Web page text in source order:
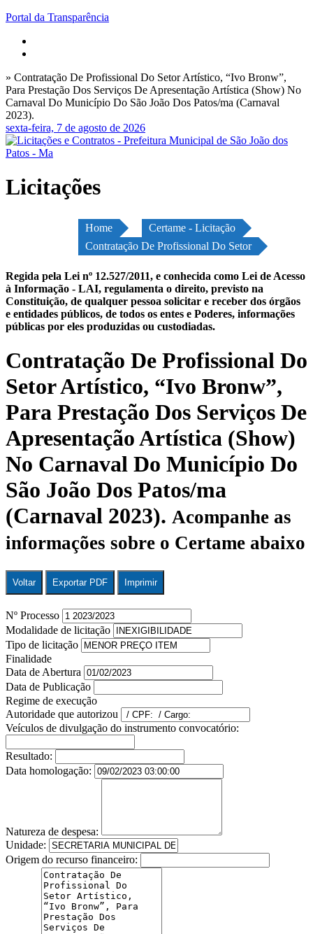
Portal da Transparência
» Contratação De Profissional Do Setor Artístico, “Ivo Bronw”,
Para Prestação Dos Serviços De Apresentação Artística (Show) No
Carnaval Do Município Do São João Dos Patos/ma (Carnaval
2023).
sexta-feira, 7 de agosto de 2026
Licitações
Home
Certame - Licitação
Contratação De Profissional Do Setor
Regida pela Lei nº 12.527/2011, e conhecida como Lei de Acesso
à Informação - LAI, regulamenta o direito, previsto na
Constituição, de qualquer pessoa solicitar e receber dos órgãos
e entidades públicos, de todos os entes e Poderes, informações
públicas por eles produzidas ou custodiadas.
Contratação De Profissional Do
Setor Artístico, “Ivo Bronw”,
Para Prestação Dos Serviços De
Apresentação Artística (Show)
No Carnaval Do Município Do
São João Dos Patos/ma
(Carnaval 2023). Acompanhe as
informações sobre o Certame abaixo
Voltar Exportar PDF Imprimir
Nº Processo
Modalidade de licitação
Tipo de licitação
Finalidade
Data de Abertura
Data de Publicação
Regime de execução
Autoridade que autorizou
Veículos de divulgação do instrumento convocatório:
Resultado:
Data homologação:
Natureza de despesa:
Unidade:
Origem do recurso financeiro: